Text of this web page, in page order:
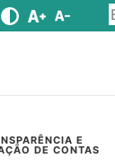
E
DE CONTAS